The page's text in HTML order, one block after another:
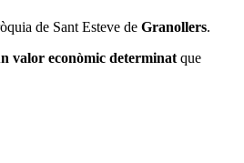
de Sant Esteve de Granollers.
valor econòmic determinat que